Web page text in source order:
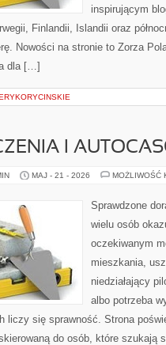
inspirującym
Finlandii, Islandii oraz
Nowości na stronie to Zorza
dla […]
I
MAJ - 21 - 2026 MOŻLIWOŚĆ
Sprawdzone
wielu osób
oczekiwanym
mieszkania,
niedziałający
albo potrzeba
liczy się sprawność. Strona
do osób, które szukają